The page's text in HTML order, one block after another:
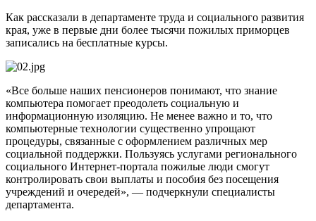
Как рассказали в департаменте труда и социального развития
края, уже в первые дни более тысячи пожилых приморцев
записались на бесплатные курсы.
«Все больше наших пенсионеров понимают, что знание
компьютера помогает преодолеть социальную и
информационную изоляцию. Не менее важно и то, что
компьютерные технологии существенно упрощают
процедуры, связанные с оформлением различных мер
социальной поддержки. Пользуясь услугами регионального
социального Интернет-портала пожилые люди смогут
контролировать свои выплаты и пособия без посещения
учреждений и очередей», — подчеркнули специалисты
департамента.